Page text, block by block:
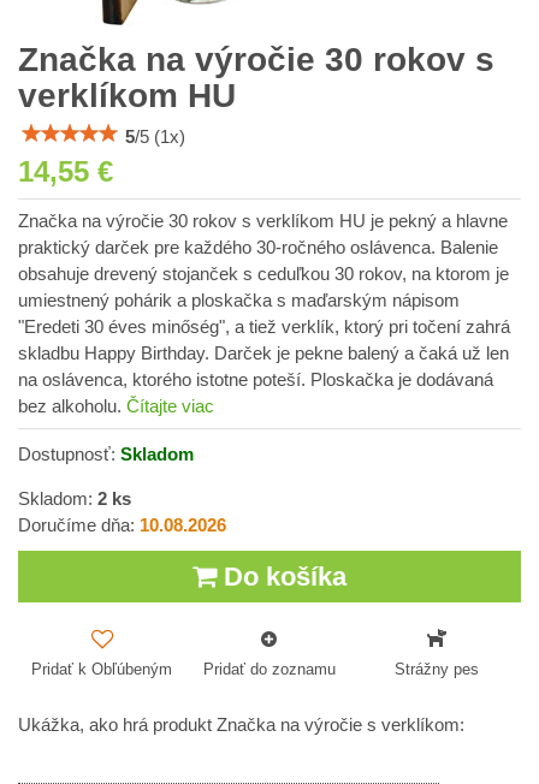
Značka na výročie 30 rokov s
verklíkom HU
5/5 (1 x)
14,55 €
Značka na výročie 30 rokov s verklíkom HU je pekný a hlavne
praktický darček pre každého 30-ročného oslávenca. Balenie
obsahuje drevený stojanček s ceduľkou 30 rokov, na ktorom je
umiestnený pohárik a ploskačka s maďarským nápisom
"Eredeti 30 éves minőség", a tiež verklík, ktorý pri točení zahrá
skladbu Happy Birthday. Darček je pekne balený a čaká už len
na oslávenca, ktorého istotne poteší. Ploskačka je dodávaná
bez alkoholu. Čítajte viac
Dostupnosť: Skladom
Skladom: 2 ks
Doručíme dňa: 10.08.2026
Do košíka
Pridať k Obľúbeným Pridať do zoznamu Strážny pes
Ukážka, ako hrá produkt Značka na výročie s verklíkom: